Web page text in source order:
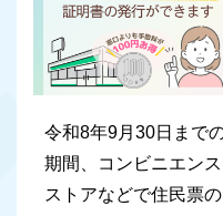
指定ごみ・資源物袋の
供給状況について